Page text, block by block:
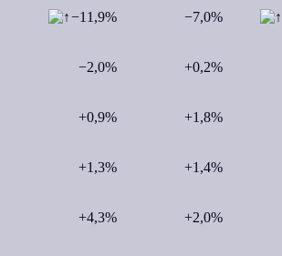
−11,9% −7,0%
−2,0% +0,2%
+0,9% +1,8%
+1,3% +1,4%
+4,3% +2,0%